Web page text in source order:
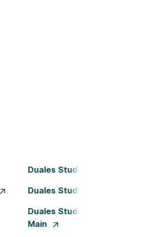
Duales Studium Bielefeld
Duales Studium Dortmund
Duales Studium Frankfurt am
Main